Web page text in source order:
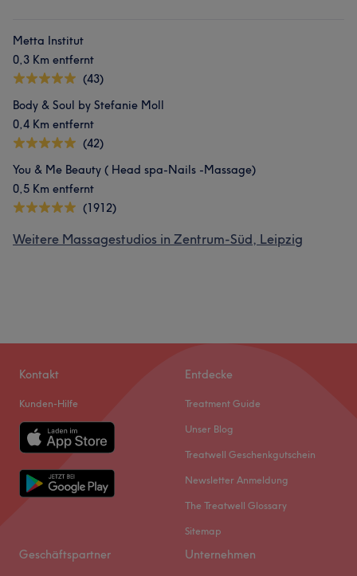
Metta Institut
0,3 Km entfernt
(43)
Body & Soul by Stefanie Moll
0,4 Km entfernt
(42)
You & Me Beauty ( Head spa-Nails -Massage)
0,5 Km entfernt
(1912)
Weitere Massagestudios in Zentrum-Süd, Leipzig
Kontakt
Kunden-Hilfe
Entdecke
Treatment Guide
Unser Blog
Treatwell Geschenkgutschein
Newsletter Anmeldung
The Treatwell Glossary
Sitemap
Geschäftspartner Unternehmen